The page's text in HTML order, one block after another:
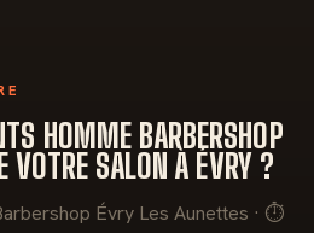
HOMME BARBERSHOP
VOTRE SALON À ÉVRY ?
Évry Les Aunettes · ⏱